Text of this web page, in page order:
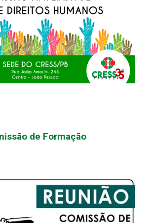
de Formação